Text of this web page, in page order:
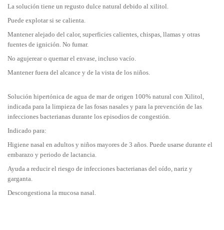
La solución tiene un regusto dulce natural debido al xilitol.
Puede explotar si se calienta.
Mantener alejado del calor, superficies calientes, chispas, llamas y otras
fuentes de ignición. No fumar.
No agujerear o quemar el envase, incluso vacío.
Mantener fuera del alcance y de la vista de los niños.
Solución hipertónica de agua de mar de origen 100% natural con Xilitol,
indicada para la limpieza de las fosas nasales y para la prevención de las
infecciones bacterianas durante los episodios de congestión.
Indicado para:
Higiene nasal en adultos y niños mayores de 3 años. Puede usarse durante el
embarazo y periodo de lactancia.
Ayuda a reducir el riesgo de infecciones bacterianas del oído, nariz y
garganta.
Descongestiona la mucosa nasal.